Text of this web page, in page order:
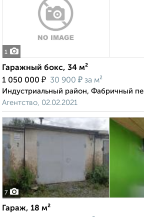
1
Гаражный бокс, 34 м²
1 050 000 ₽ 30 900 ₽ за м²
Индустриальный район, Фабричный
Агентство, 02.02.2021
7
Гараж, 18 м²